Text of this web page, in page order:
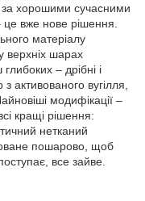
за хорошими сучасними
це вже нове рішення.
матеріалу
верхніх шарах
– дрібні і
активованого вугілля,
модифікації –
кращі рішення:
нетканий
пошарово, щоб
все зайве.